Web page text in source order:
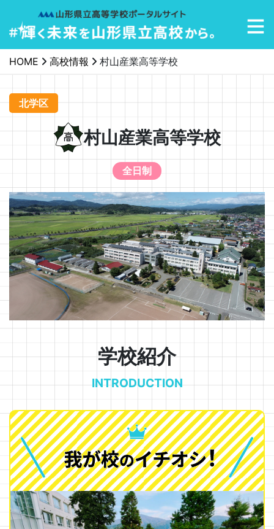
メインナビゲーション
HOME 高校情報 村山産業高等学校
北学区
村山産業高等学校
全日制
学校紹介
INTRODUCTION